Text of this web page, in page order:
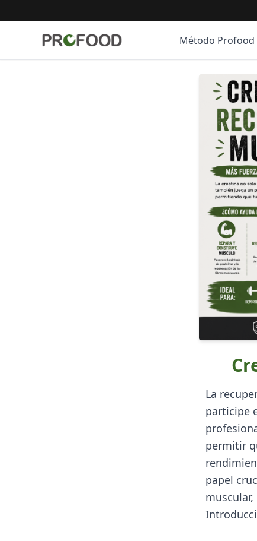
Método Profood
La
participe
permitir
papel